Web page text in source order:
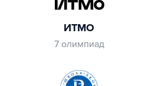
ИТМО
7 олимпиад